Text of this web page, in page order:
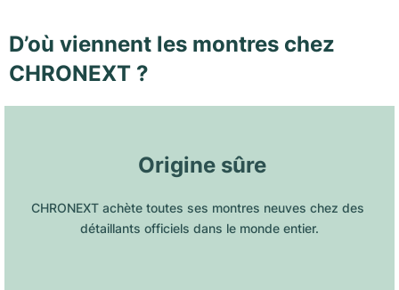
D’où viennent les montres chez
CHRONEXT ?
Origine sûre
CHRONEXT achète toutes ses montres neuves chez des
détaillants officiels dans le monde entier.